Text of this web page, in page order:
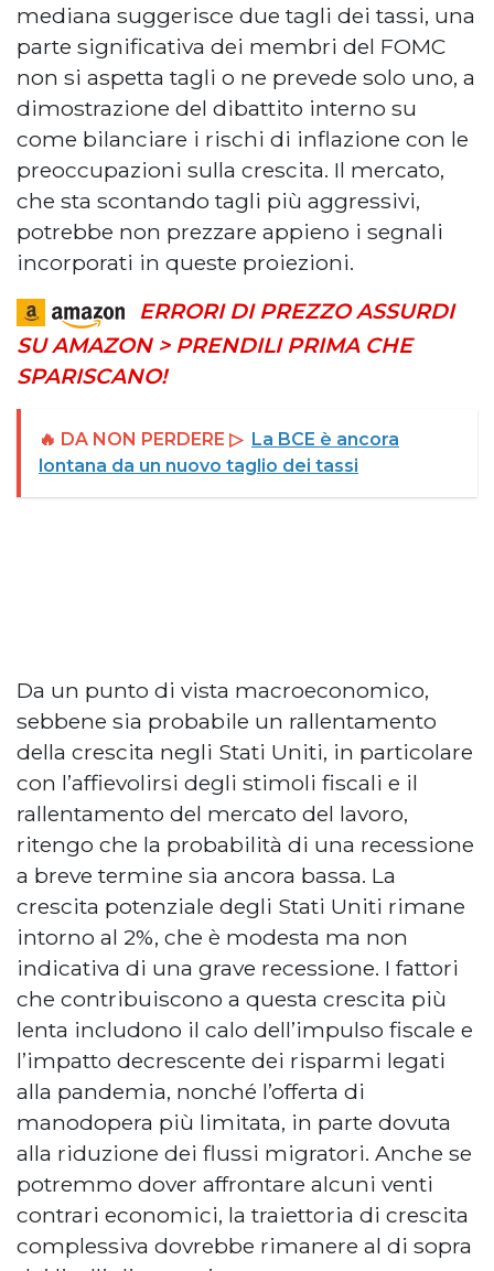
mediana suggerisce due tagli dei tassi, una
parte significativa dei membri del FOMC
non si aspetta tagli o ne prevede solo uno, a
dimostrazione del dibattito interno su
come bilanciare i rischi di inflazione con le
preoccupazioni sulla crescita. Il mercato,
che sta scontando tagli più aggressivi,
potrebbe non prezzare appieno i segnali
incorporati in queste proiezioni.
ERRORI DI PREZZO ASSURDI
SU AMAZON > PRENDILI PRIMA CHE
SPARISCANO!
🔥 DA NON PERDERE ▷ La BCE è ancora
lontana da un nuovo taglio dei tassi
Da un punto di vista macroeconomico,
sebbene sia probabile un rallentamento
della crescita negli Stati Uniti, in particolare
con l’affievolirsi degli stimoli fiscali e il
rallentamento del mercato del lavoro,
ritengo che la probabilità di una recessione
a breve termine sia ancora bassa. La
crescita potenziale degli Stati Uniti rimane
intorno al 2%, che è modesta ma non
indicativa di una grave recessione. I fattori
che contribuiscono a questa crescita più
lenta includono il calo dell’impulso fiscale e
l’impatto decrescente dei risparmi legati
alla pandemia, nonché l’offerta di
manodopera più limitata, in parte dovuta
alla riduzione dei flussi migratori. Anche se
potremmo dover affrontare alcuni venti
contrari economici, la traiettoria di crescita
complessiva dovrebbe rimanere al di sopra